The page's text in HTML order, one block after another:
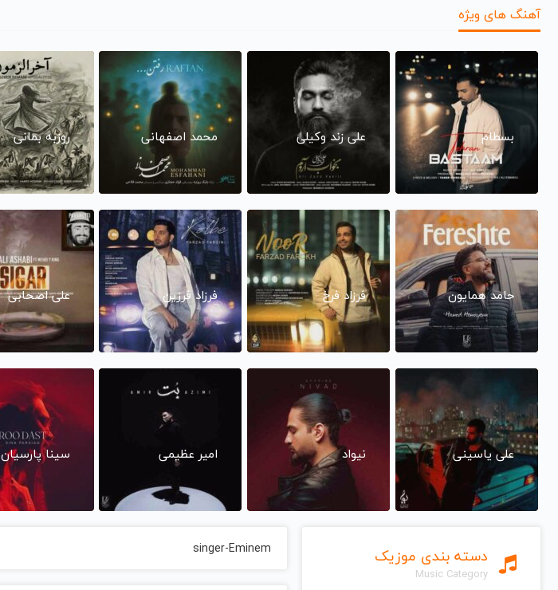
آهنگ های ویژه
بسطام علی زند وکیلی محمد اصفهانی روزبه بمانی
حامد همایون فرزاد فرخ فرزاد فرزین علی اصحابی
علی یاسینی نیواد امیر عظیمی سینا پارسیان
دسته بندی موزیک
Music Category
singer-Eminem